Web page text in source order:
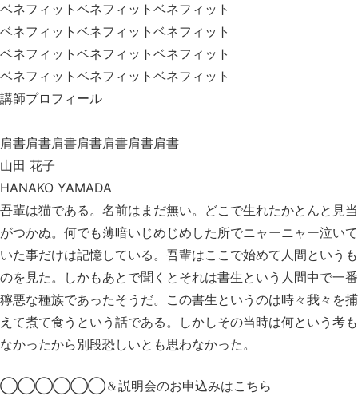
ベネフィットベネフィットベネフィット
ベネフィットベネフィットベネフィット
ベネフィットベネフィットベネフィット
ベネフィットベネフィットベネフィット
講師プロフィール
肩書肩書肩書肩書肩書肩書肩書
山田 花子
HANAKO YAMADA
吾輩は猫である。名前はまだ無い。どこで生れたかとんと見当
がつかぬ。 何でも薄暗いじめじめした所でニャーニャー泣いて
いた事だけは記憶している。吾輩はここで始めて人間というも
のを見た。しかもあとで聞くとそれは書生という人間中で一番
獰悪な種族であったそうだ。この書生というのは時々我々を捕
えて煮て食うという話である。しかしその当時は何という考も
なかったから別段恐しいとも思わなかった。
◯◯◯◯◯◯＆説明会のお申込みはこちら